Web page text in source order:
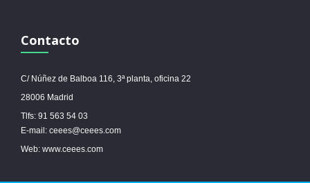
Contacto
C/ Núñez de Balboa 116, 3ª planta, oficina 22
28006 Madrid
Tlfs: 91 563 54 03
E-mail: ceees@ceees.com
Web: www.ceees.com